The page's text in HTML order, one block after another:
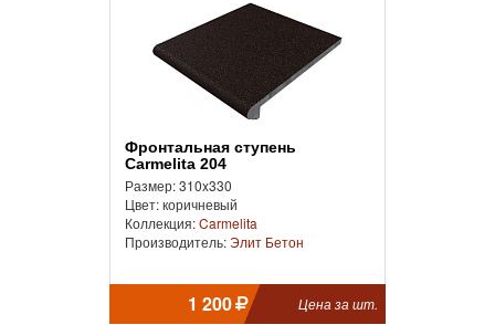
Фронтальная cтупень
Carmelita 204
Размер: 310x330
Цвет: коричневый
Коллекция:Carmelita
Производитель:Элит Бетон
1 200 Цена за шт.